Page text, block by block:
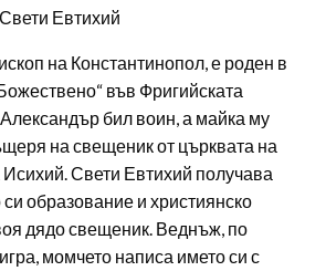
Евтихий
на Константинопол, е роден в
във Фригийската
бил воин, а майка му
на свещеник от църквата на
Свети Евтихий получава
образование и християнско
дядо свещеник. Веднъж, по
момчето написа името си с